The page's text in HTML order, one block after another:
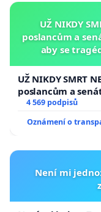
UŽ NIKDY
poslancům a
aby se
UŽ NIKDY SMRT
poslancům a
aby se tragédie
4 569 podpisů
Oznámení o
Není mi